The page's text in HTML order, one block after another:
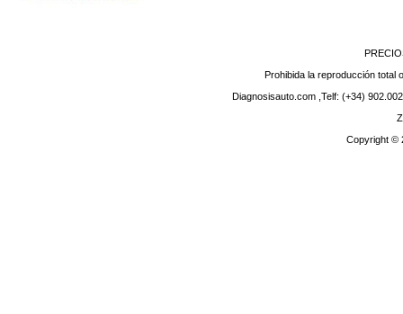
Prohibida la reproducción total
Diagnosisauto.com ,Telf: (+34)
Copyright ©